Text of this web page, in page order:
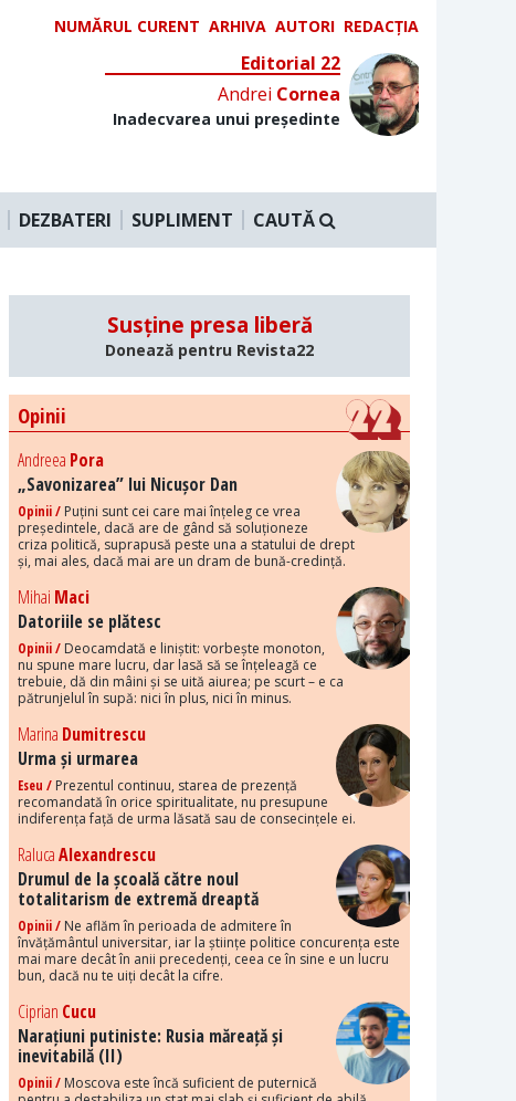
NUMĂRUL CURENT ARHIVA AUTORI REDACȚIA
Editorial 22
Andrei Cornea
Inadecvarea unui președinte
DEZBATERI SUPLIMENT CAUTĂ
Susține presa liberă
Donează pentru Revista22
Opinii
Andreea Pora
„Savonizarea” lui Nicușor Dan
Opinii / Puțini sunt cei care mai înțeleg ce vrea
președintele, dacă are de gând să soluționeze
criza politică, suprapusă peste una a statului de drept
și, mai ales, dacă mai are un dram de bună-credință.
Mihai Maci
Datoriile se plătesc
Opinii / Deocamdată e liniștit: vorbește monoton,
nu spune mare lucru, dar lasă să se înțeleagă ce
trebuie, dă din mâini și se uită aiurea; pe scurt – e ca
pătrunjelul în supă: nici în plus, nici în minus.
Marina Dumitrescu
Urma și urmarea
Eseu / Prezentul continuu, starea de prezență
recomandată în orice spiritualitate, nu presupune
indiferența față de urma lăsată sau de consecințele ei.
RalucaAlexandrescu
Drumul de la școală către noul
totalitarism de extremă dreaptă
Opinii / Ne aflăm în perioada de admitere în
învățământul universitar, iar la științe politice concurența este
mai mare decât în anii precedenți, ceea ce în sine e un lucru
bun, dacă nu te uiți decât la cifre.
Ciprian Cucu
Narațiuni putiniste: Rusia măreață și
inevitabilă (II)
Opinii / Moscova este încă suficient de puternică